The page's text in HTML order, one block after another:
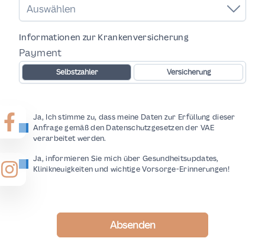
Auswählen
Informationen zur Krankenversicherung
Payment
Selbstzahler Versicherung
Ja, Ich stimme zu, dass meine Daten zur Erfüllung dieser
Anfrage gemäß den Datenschutzgesetzen der VAE
verarbeitet werden.
Ja, informieren Sie mich über Gesundheitsupdates,
Klinikneuigkeiten und wichtige Vorsorge-Erinnerungen!
Absenden